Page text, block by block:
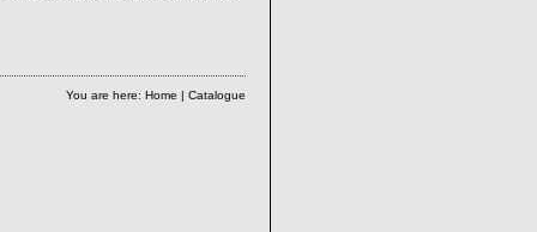
You are here: Home | Catalogue